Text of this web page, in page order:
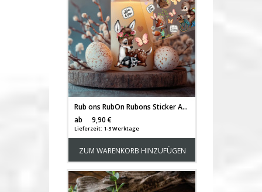
Rub ons RubOn Rubons Sticker Aufkleber DIY Teelichter selbst gestalten Windlicht Ostern Easter Reh Häschen Waschbär Fuchs Baum rb19
ab
9,90 €
Lieferzeit: 1-3 Werktage
ZUM WARENKORB HINZUFÜGEN